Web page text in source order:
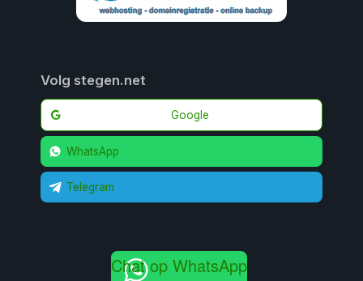
Volg stegen.net
Google
WhatsApp
Telegram
Chat op WhatsApp